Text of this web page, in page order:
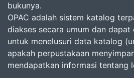
bukunya.
OPAC adalah sistem katalog
diakses secara umum dan dapat
untuk menelusuri data katalog
apakah perpustakaan
mendapatkan informasi tentang